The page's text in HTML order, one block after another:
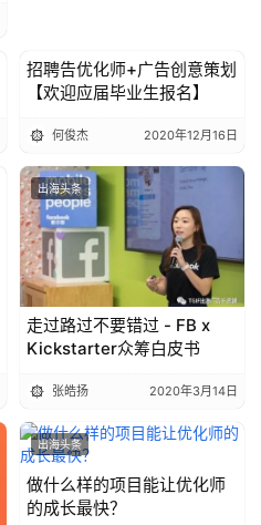
出海头条
招聘告优化师+广告创意策划
【欢迎应届毕业生报名】
何俊杰 2020年12月16日
出海头条
走过路过不要错过 - FB x
Kickstarter众筹白皮书
张皓扬 2020年3月14日
出海头条
做什么样的项目能让优化师
的成长最快？